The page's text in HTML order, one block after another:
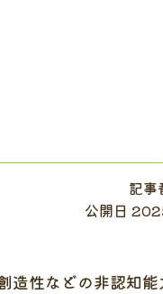
記
公開日
性などの非認知能